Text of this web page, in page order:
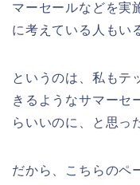
マーセールなどを実
に考えている人もい
というのは、私もテ
きるようなサマーセ
らいいのに、と思っ
だから、こちらのペ